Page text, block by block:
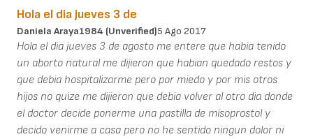
Hola el dia jueves 3 de
Daniela Araya1984 (unverified)5 Ago 2017
Hola el dia jueves 3 de agosto me entere que habia tenido
un aborto natural me dijieron que habian quedado restos y
que debia hospitalizarme pero por miedo y por mis otros
hijos no quize me dijieron que debia volver al otro dia donde
el doctor decide ponerme una pastilla de misoprostol y
decido venirme a casa pero no he sentido ningun dolor ni